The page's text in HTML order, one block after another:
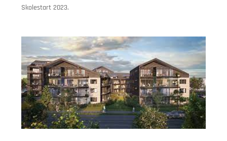
Skolestart 2023.